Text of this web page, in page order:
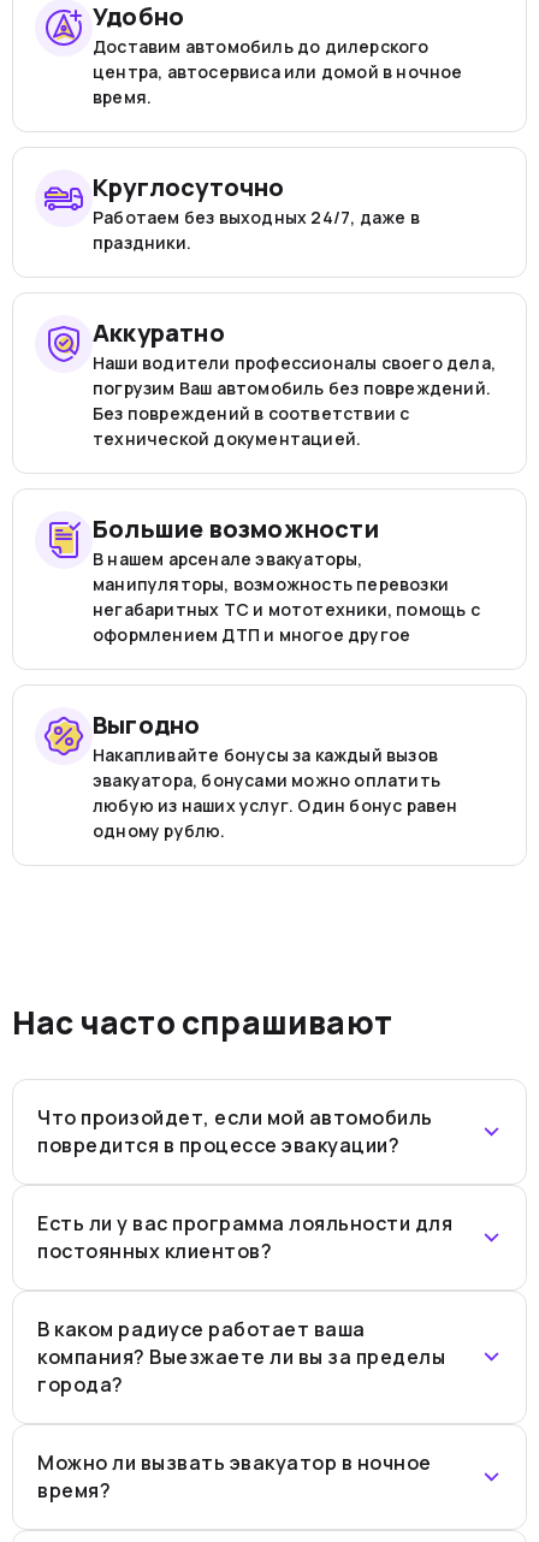
Удобно
Доставим автомобиль до дилерского
центра, автосервиса или домой в ночное
время.
Круглосуточно
Работаем без выходных 24/7, даже в
праздники.
Аккуратно
Наши водители профессионалы своего дела,
погрузим Ваш автомобиль без повреждений.
Без повреждений в соответствии с
технической документацией.
Большие возможности
В нашем арсенале эвакуаторы,
манипуляторы, возможность перевозки
негабаритных ТС и мототехники, помощь с
оформлением ДТП и многое другое
Выгодно
Накапливайте бонусы за каждый вызов
эвакуатора, бонусами можно оплатить
любую из наших услуг. Один бонус равен
одному рублю.
Нас часто спрашивают
Что произойдет, если мой автомобиль
повредится в процессе эвакуации?
Есть ли у вас программа лояльности для
постоянных клиентов?
В каком радиусе работает ваша
компания? Выезжаете ли вы за пределы
города?
Можно ли вызвать эвакуатор в ночное
время?